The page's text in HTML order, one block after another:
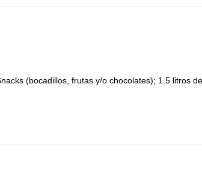
(bocadillos, frutas y/o chocolates); 1.5 litros